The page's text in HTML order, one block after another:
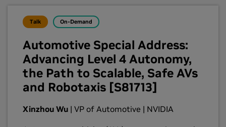
Talk On-Demand
Automotive Special Address:
Advancing Level 4 Autonomy,
the Path to Scalable, Safe AVs
and Robotaxis [S81713]
Xinzhou Wu | VP of Automotive | NVIDIA